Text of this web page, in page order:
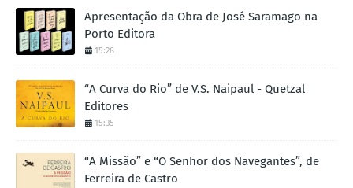
Apresentação da Obra de José Saramago na
Porto Editora
15:28
“A Curva do Rio” de V.S. Naipaul - Quetzal
Editores
15:35
“A Missão” e “O Senhor dos Navegantes”, de
Ferreira de Castro